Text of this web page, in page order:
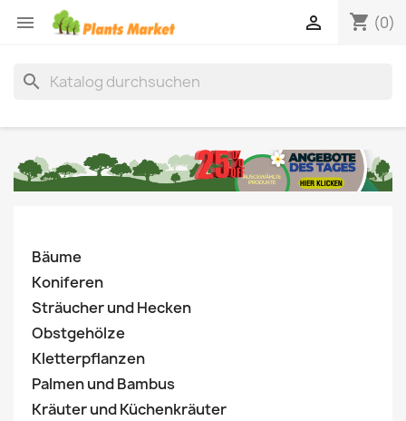
 shopping_cart (0)

search
Bäume
Koniferen
Sträucher und Hecken
Obstgehölze
Kletterpflanzen
Palmen und Bambus
Kräuter und Küchenkräuter